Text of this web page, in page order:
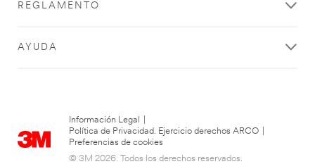
REGLAMENTO
AYUDA
Información Legal
Política de Privacidad. Ejercicio derechos ARCO
Preferencias de cookies
© 3M 2026. Todos los derechos reservados.